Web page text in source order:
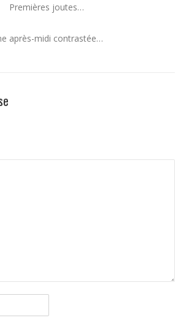
Premières joutes…
après-midi contrastée…